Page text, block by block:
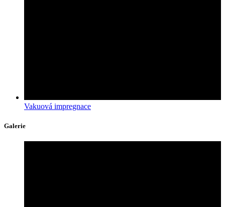
Vakuová impregnace
Galerie